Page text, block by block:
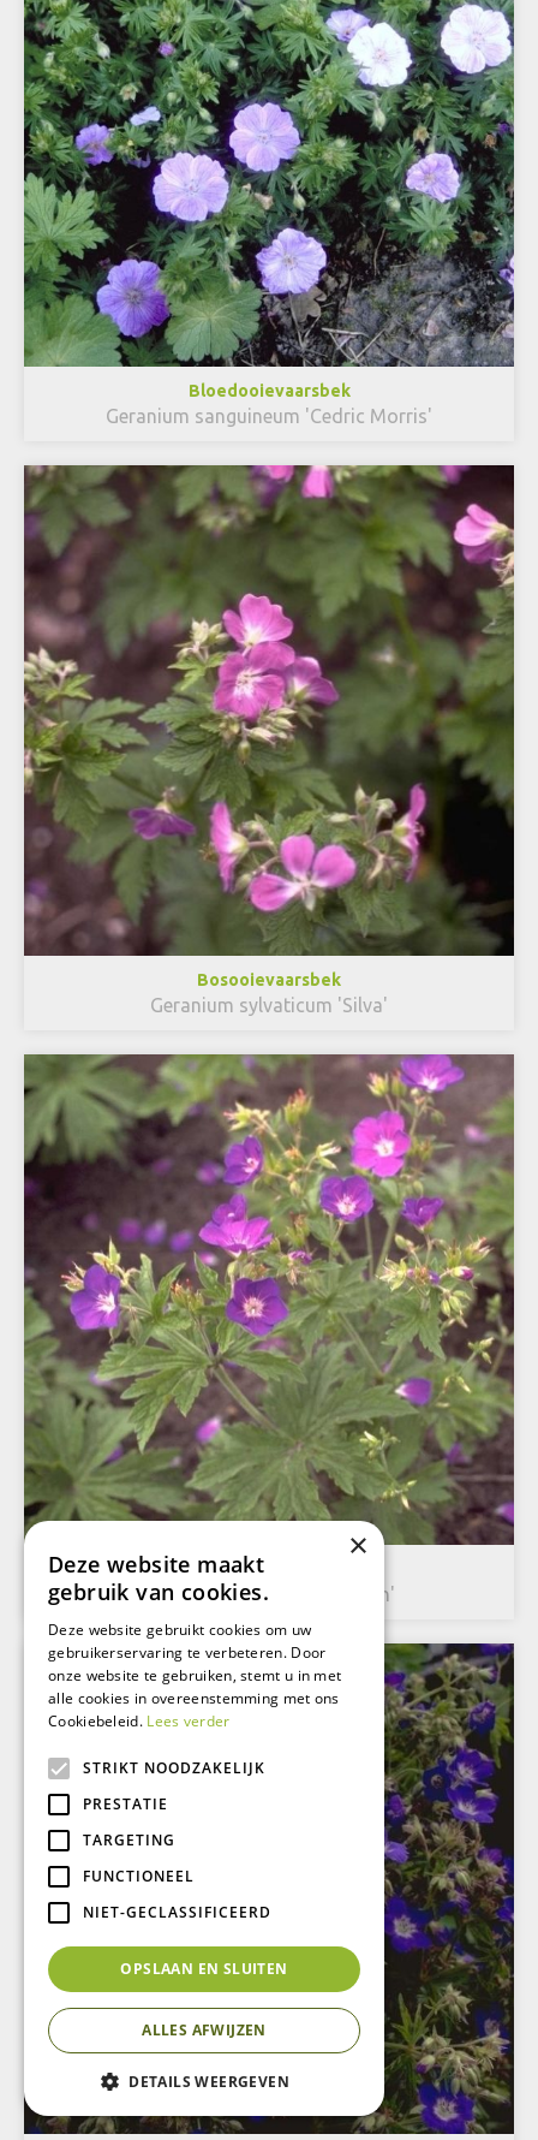
Bloedooievaarsbek
Geranium sanguineum 'Cedric Morris'
Bosooievaarsbek
Geranium sylvaticum 'Silva'
Bosooievaarsbek
Geranium sylvaticum 'Meran'
×
Deze website maakt
gebruik van cookies.
Deze website gebruikt cookies om uw
gebruikerservaring te verbeteren. Door
onze website te gebruiken, stemt u in met
alle cookies in overeenstemming met ons
Cookiebeleid. Lees verder
STRIKT NOODZAKELIJK
PRESTATIE
TARGETING
FUNCTIONEEL
NIET-GECLASSIFICEERD
OPSLAAN EN SLUITEN
ALLES AFWIJZEN
DETAILS WEERGEVEN